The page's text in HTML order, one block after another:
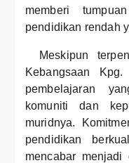
memberi
pendidikan rendah
Meskipun
Kebangsaan
pembelajaran
komuniti dan
muridnya.
pendidikan
mencabar